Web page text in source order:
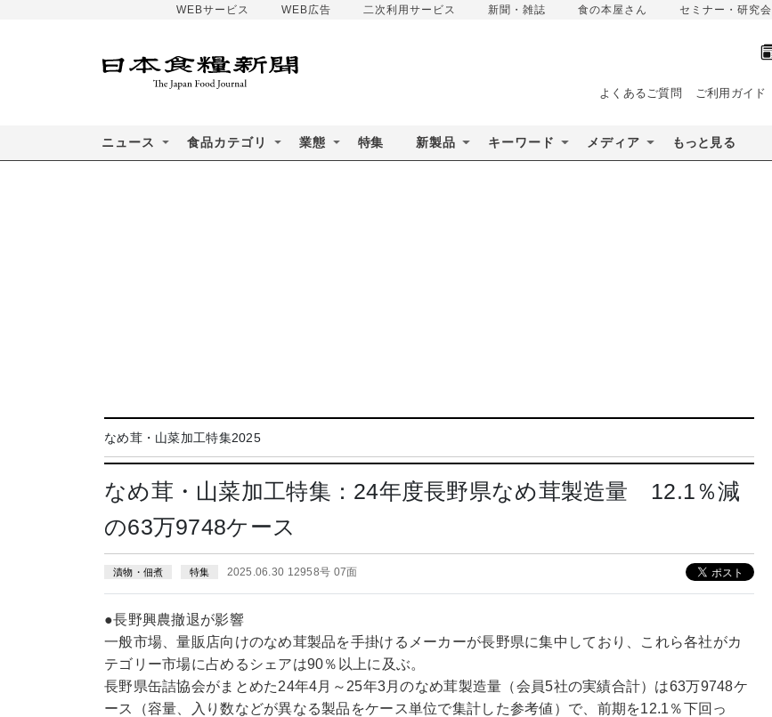
WEBサービス WEB広告 二次利用サービス 新聞・雑誌 食の本屋さん セミナー・研究会
よくあるご質問 ご利用ガイド
ニュース 食品カテゴリ 業態 特集 新製品 キーワード メディア もっと見る
なめ茸・山菜加工特集2025
なめ茸・山菜加工特集：24年度長野県なめ茸製造量 12.1％減
の63万9748ケース
漬物・佃煮 特集 2025.06.30 12958号 07面
●長野興農撤退が影響
一般市場、量販店向けのなめ茸製品を手掛けるメーカーが長野県に集中しており、これら各社がカ
テゴリー市場に占めるシェアは90％以上に及ぶ。
長野県缶詰協会がまとめた24年4月～25年3月のなめ茸製造量（会員5社の実績合計）は63万9748ケ
ース（容量、入り数などが異なる製品をケース単位で集計した参考値）で、前期を12.1％下回っ